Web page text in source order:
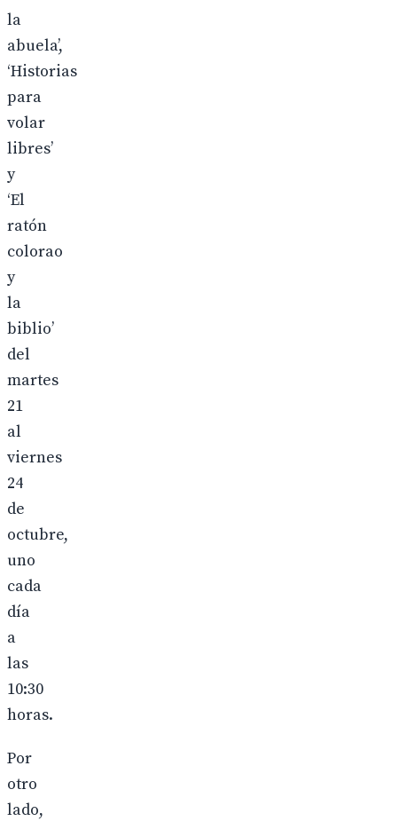
la
abuela’,
‘Historias
para
volar
libres’
y
‘El
ratón
colorao
y
la
biblio’
del
martes
21
al
viernes
24
de
octubre,
uno
cada
día
a
las
10:30
horas.
Por
otro
lado,